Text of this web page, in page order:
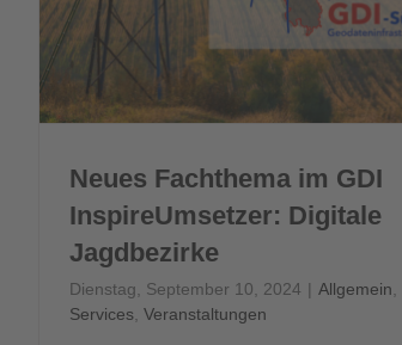
Neues Fachthema im GDI
InspireUmsetzer: Digitale
Jagdbezirke
Dienstag, September 10, 2024 | Allgemein
Services Veranstaltungen